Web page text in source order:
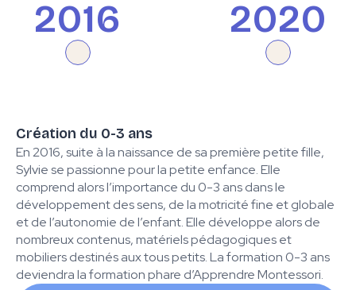
2016 2020
Création du 0-3 ans
En 2016, suite à la naissance de sa première petite fille,
Sylvie se passionne pour la petite enfance. Elle
comprend alors l’importance du 0-3 ans dans le
développement des sens, de la motricité fine et globale
et de l’autonomie de l’enfant. Elle développe alors de
nombreux contenus, matériels pédagogiques et
mobiliers destinés aux tous petits. La formation 0-3 ans
deviendra la formation phare d’Apprendre Montessori.